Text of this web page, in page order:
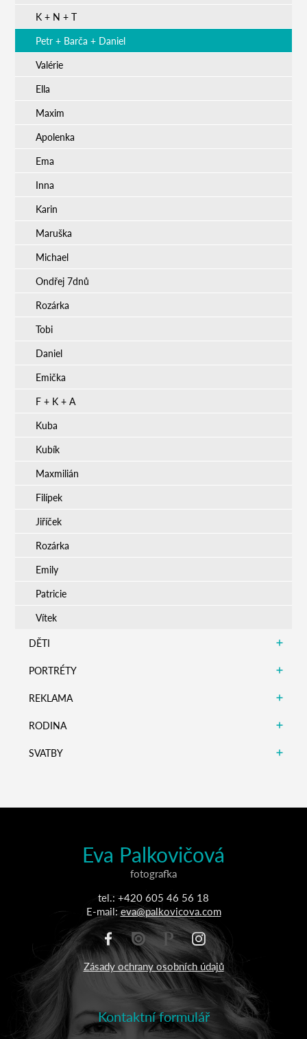
K + N + T
Petr + Barča + Daniel
Valérie
Ella
Maxim
Apolenka
Ema
Inna
Karin
Maruška
Michael
Ondřej 7dnů
Rozárka
Tobi
Daniel
Emička
F + K + A
Kuba
Kubík
Maxmilián
Filípek
Jiříček
Rozárka
Emily
Patricie
Vítek
DĚTI
PORTRÉTY
REKLAMA
RODINA
SVATBY
Eva Palkovičová
fotografka
tel.: +420 605 46 56 18
E-mail:eva@palkovicova.com
Zásady ochrany osobních údajů
Kontaktní formulář